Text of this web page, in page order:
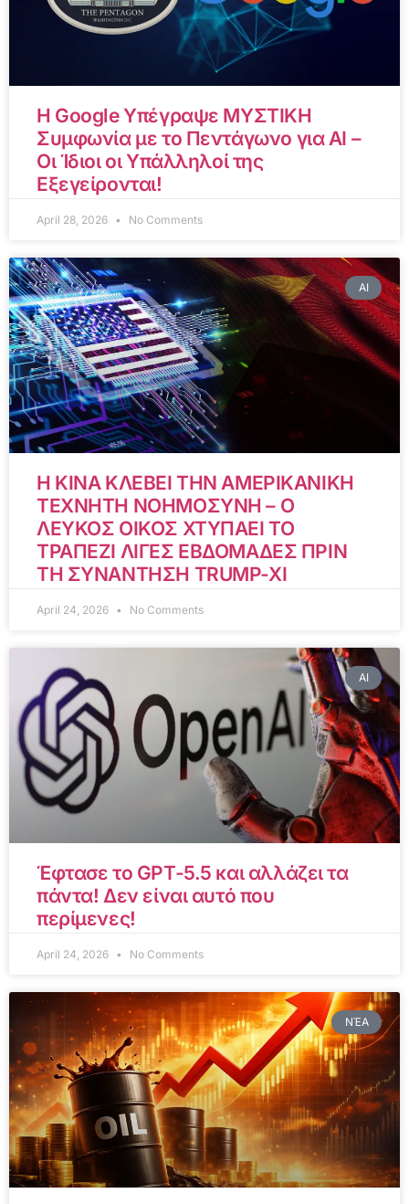
Η Google Υπέγραψε ΜΥΣΤΙΚΗ
Συμφωνία με το Πεντάγωνο για AI –
Οι Ίδιοι οι Υπάλληλοί της
Εξεγείρονται!
April 28, 2026 No Comments
AI
Η ΚΙΝΑ ΚΛΕΒΕΙ ΤΗΝ ΑΜΕΡΙΚΑΝΙΚΗ
ΤΕΧΝΗΤΗ ΝΟΗΜΟΣΥΝΗ – Ο
ΛΕΥΚΟΣ ΟΙΚΟΣ ΧΤΥΠΑΕΙ ΤΟ
ΤΡΑΠΕΖΙ ΛΙΓΕΣ ΕΒΔΟΜΑΔΕΣ ΠΡΙΝ
ΤΗ ΣΥΝΑΝΤΗΣΗ TRUMP-XI
April 24, 2026 No Comments
AI
Έφτασε το GPT-5.5 και αλλάζει τα
πάντα! Δεν είναι αυτό που
περίμενες!
April 24, 2026 No Comments
ΝΈΑ